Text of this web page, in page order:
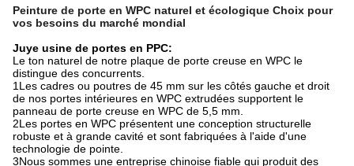
Peinture de porte en WPC naturel et écologique Choix pour
vos besoins du marché mondial
Juye usine de portes en PPC:
Le ton naturel de notre plaque de porte creuse en WPC le
distingue des concurrents.
1Les cadres ou poutres de 45 mm sur les côtés gauche et droit
de nos portes intérieures en WPC extrudées supportent le
panneau de porte creuse en WPC de 5,5 mm.
2Les portes en WPC présentent une conception structurelle
robuste et à grande cavité et sont fabriquées à l'aide d'une
technologie de pointe.
3Nous sommes une entreprise chinoise fiable qui produit des